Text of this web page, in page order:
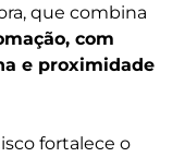
que combina
com
e proximidade
fortalece o